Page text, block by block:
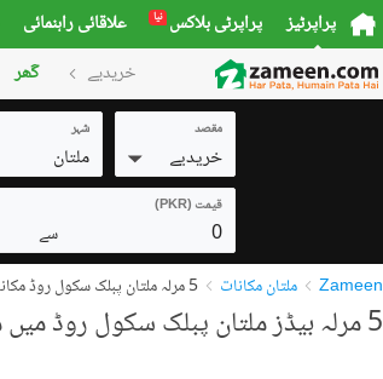
پراپرٹیز پراپرٹی بلاکس نیا علاقائی راہنمائی
خریدیے گھر
مقصد
خریدیے
شہر
ملتان
قیمت (PKR)
0 سے
Zameen ملتان مکانات 5 مرلہ ملتان پبلک سکول روڈ مکانات
5 مرلہ بیڈز ملتان پبلک سکول روڈ میں مکانات برائے فروخت